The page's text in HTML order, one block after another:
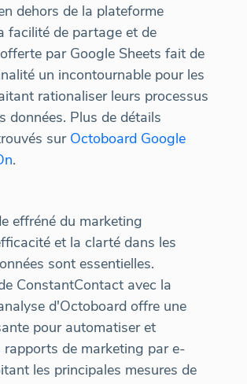
dehors de la plateforme
facilité de partage et de
par Google Sheets fait de
un incontournable pour les
rationaliser leurs processus
données. Plus de détails
sur Octoboard Google
.
effréné du marketing
et la clarté dans les
sont essentielles.
ConstantContact avec la
d'Octoboard offre une
pour automatiser et
rapports de marketing par e-
les principales mesures de